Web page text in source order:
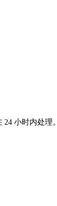
小时内处理。